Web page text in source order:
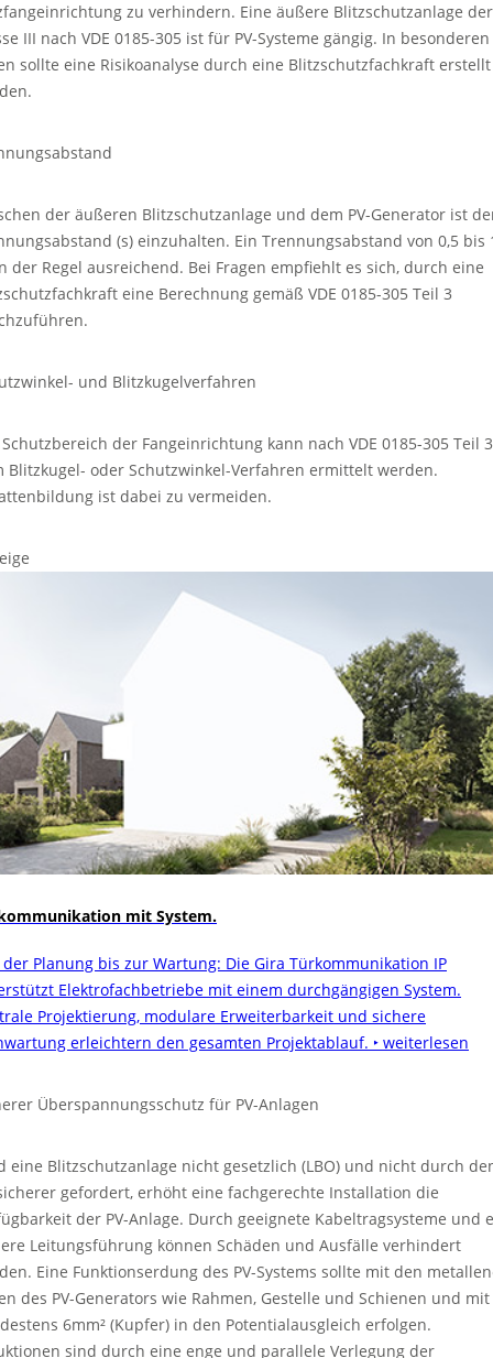
zu verhindern. Eine äußere Blitzschutzanlage der
III nach VDE 0185-305 ist für PV-Systeme gängig. In besonderen
sollte eine Risikoanalyse durch eine Blitzschutzfachkraft erstellt
der äußeren Blitzschutzanlage und dem PV-Generator ist
(s) einzuhalten. Ein Trennungsabstand von 0,5 bis
der Regel ausreichend. Bei Fragen empfiehlt es sich, durch eine
eine Berechnung gemäß VDE 0185-305 Teil 3
und Blitzkugelverfahren
der Fangeinrichtung kann nach VDE 0185-305 Teil
Blitzkugel- oder Schutzwinkel-Verfahren ermittelt werden.
ist dabei zu vermeiden.
mit System.
der Planung bis zur Wartung: Die Gira Türkommunikation IP
Elektrofachbetriebe mit einem durchgängigen System.
Projektierung, modulare Erweiterbarkeit und sichere
erleichtern den gesamten Projektablauf. ‣ weiterlesen
Überspannungsschutz für PV-Anlagen
eine Blitzschutzanlage nicht gesetzlich (LBO) und nicht durch
gefordert, erhöht eine fachgerechte Installation die
der PV-Anlage. Durch geeignete Kabeltragsysteme und
Leitungsführung können Schäden und Ausfälle verhindert
Eine Funktionserdung des PV-Systems sollte mit den
des PV-Generators wie Rahmen, Gestelle und Schienen und mit
6mm² (Kupfer) in den Potentialausgleich erfolgen.
sind durch eine enge und parallele Verlegung der